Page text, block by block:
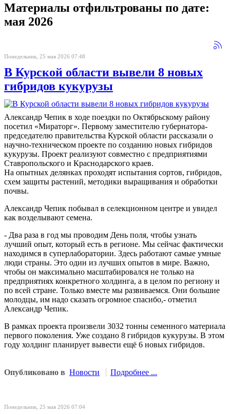
Материалы отфильтрованы по дате:
мая 2026
Понедельник, 25 мая 2026 07:48
В Курской области вывели 8 новых
гибридов кукурузы
Александр Чепик в ходе поездки по Октябрьскому району
посетил «Мираторг». Первому заместителю губернатора-
председателю правительства Курской области рассказали о
научно-техническом проекте по созданию новых гибридов
кукурузы. Проект реализуют совместно с предприятиями
Ставропольского и Краснодарского краев.
На опытных делянках проходят испытания сортов, гибридов,
схем защиты растений, методики выращивания и обработки
почвы.
Александр Чепик побывал в селекционном центре и увидел
как возделывают семена.
- Два раза в год мы проводим День поля, чтобы узнать
лучший опыт, который есть в регионе. Мы сейчас фактически
находимся в суперлаборатории. Здесь работают самые умные
люди страны. Это один из лучших опытов в мире. Важно,
чтобы он максимально масштабировался не только на
предприятиях конкретного холдинга, а в целом по региону и
по всей стране. Только вместе мы развиваемся. Они большие
молодцы, им надо сказать огромное спасибо,- отметил
Александр Чепик.
В рамках проекта произвели 3032 тонны семенного материала
первого поколения. Уже создано 8 гибридов кукурузы. В этом
году холдинг планирует вывести ещё 6 новых гибридов.
Опубликовано в Новости Подробнее ...
Понедельник, 25 мая 2026 07:04